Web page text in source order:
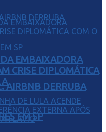
AIRBNB DERRUBA
EM SP
EMBAIXADORA
CRISE DIPLOMÁTICA